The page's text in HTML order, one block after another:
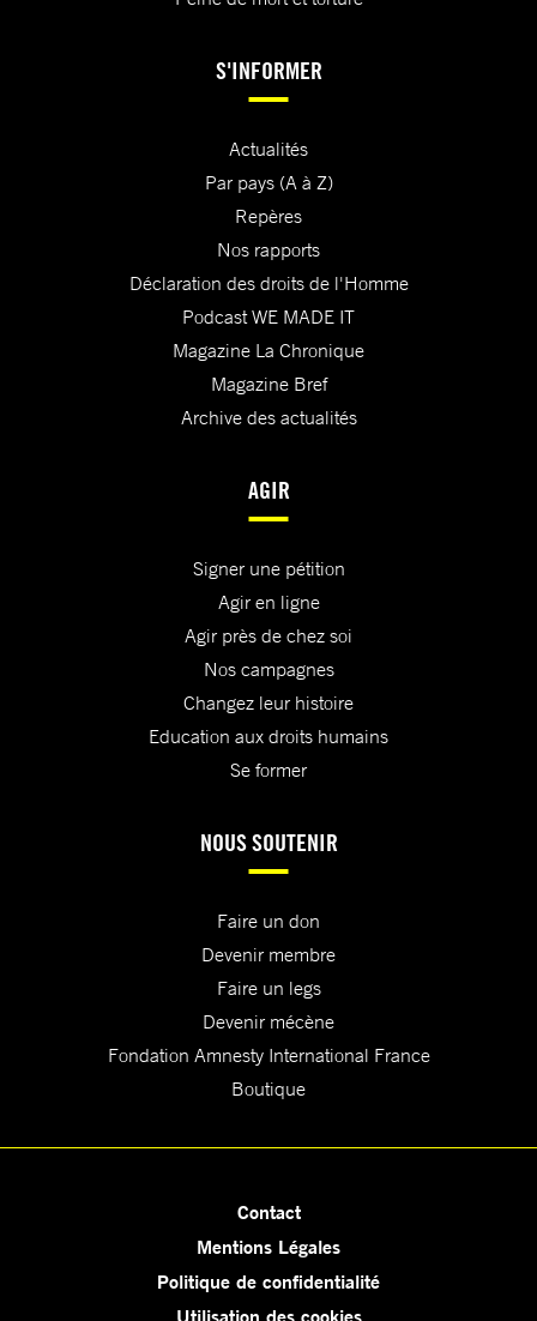
S'INFORMER
Actualités
Par pays (A à Z)
Repères
Nos rapports
Déclaration des droits de l'Homme
Podcast WE MADE IT
Magazine La Chronique
Magazine Bref
Archive des actualités
AGIR
Signer une pétition
Agir en ligne
Agir près de chez soi
Nos campagnes
Changez leur histoire
Education aux droits humains
Se former
NOUS SOUTENIR
Faire un don
Devenir membre
Faire un legs
Devenir mécène
Fondation Amnesty International France
Boutique
Contact
Mentions Légales
Politique de confidentialité
Utilisation des cookies